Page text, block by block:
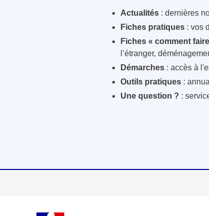
Actualités : dernières
Fiches pratiques : vos
Fiches « comment
l’étranger,
Démarches : accès à
Outils pratiques :
Une question ? :